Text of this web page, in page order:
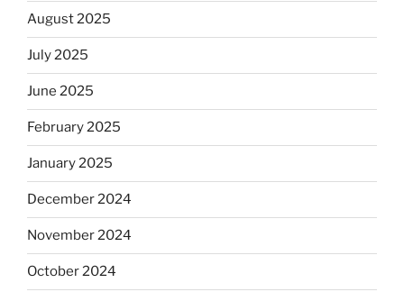
August 2025
July 2025
June 2025
February 2025
January 2025
December 2024
November 2024
October 2024